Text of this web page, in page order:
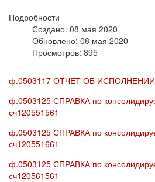
Подробности
Создано: 08 мая 2020
Обновлено: 08 мая 2020
Просмотров: 895
ф.0503117 ОТЧЕТ ОБ
ф.0503125 СПРАВКА по
сч120551561
ф.0503125 СПРАВКА по
сч120551661
ф.0503125 СПРАВКА по
сч120561561